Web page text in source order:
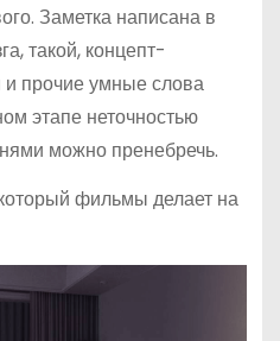
Заметка написана в
такой, концепт-
прочие умные слова
этапе неточностью
можно пренебречь.
фильмы делает на